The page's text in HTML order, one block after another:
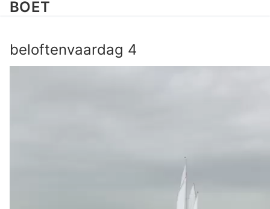
BOET
beloftenvaardag 4